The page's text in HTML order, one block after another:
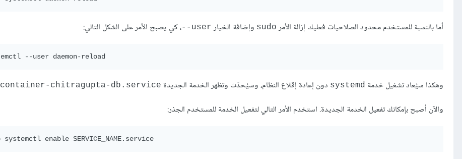
أما بالنسبة للمستخدم محدود الصلاحيات فعليك إزالة الأمر sudo وإضافة الخيار user-- ، كي يصبح الأمر على الشكل التالي:
وهكذا سيُعاد تشغيل خدمة systemd دون إعادة إقلاع النظام، وسيُحدّث وتظهر الخدمة الجديدة container-chitragupta-db.service
والآن أصبح بإمكانك تفعيل الخدمة الجديدة. استخدم الأمر التالي لتفعيل الخدمة للمستخدم الجذر: